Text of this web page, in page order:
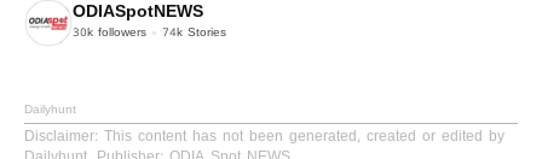
ODIASpotNEWS
30k followers 74k Stories
Dailyhunt
Disclaimer: This content has not been generated, created or edited by